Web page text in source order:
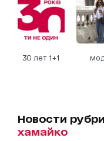
30 лет 1+1
Новости
хамайко